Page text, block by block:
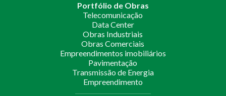
Portfólio de Obras
Telecomunicação
Data Center
Obras Industriais
Obras Comerciais
Empreendimentos imobiliários
Pavimentação
Transmissão de Energia
Empreendimento